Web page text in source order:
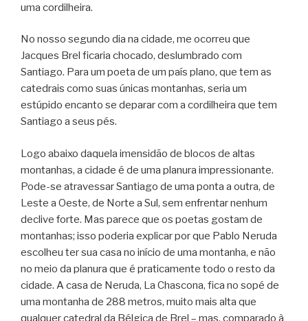
uma cordilheira.
No nosso segundo dia na cidade, me ocorreu que
Jacques Brel ficaria chocado, deslumbrado com
Santiago. Para um poeta de um país plano, que tem as
catedrais como suas únicas montanhas, seria um
estúpido encanto se deparar com a cordilheira que tem
Santiago a seus pés.
Logo abaixo daquela imensidão de blocos de altas
montanhas, a cidade é de uma planura impressionante.
Pode-se atravessar Santiago de uma ponta a outra, de
Leste a Oeste, de Norte a Sul, sem enfrentar nenhum
declive forte. Mas parece que os poetas gostam de
montanhas; isso poderia explicar por que Pablo Neruda
escolheu ter sua casa no início de uma montanha, e não
no meio da planura que é praticamente todo o resto da
cidade. A casa de Neruda, La Chascona, fica no sopé de
uma montanha de 288 metros, muito mais alta que
qualquer catedral da Bélgica de Brel – mas, comparado à